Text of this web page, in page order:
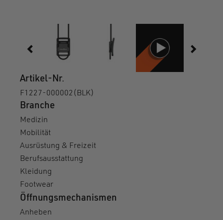
Artikel-Nr.
F1227-000002(BLK)
Branche
Medizin
Mobilität
Ausrüstung & Freizeit
Berufsausstattung
Kleidung
Footwear
Öffnungsmechanismen
Anheben